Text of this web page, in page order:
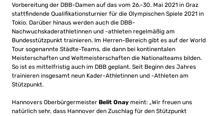
Vorbereitung der DBB-Damen auf das vom 26.-30. Mai 2021 in Graz
stattfindende Qualifikationsturnier für die Olympischen Spiele 2021 in
Tokio. Darüber hinaus werden auch die DBB-
Nachwuchskaderathletinnen und -athleten regelmäßig am
Bundesstützpunkt trainieren. Im Herren-Bereich gibt es auf der World
Tour sogenannte Städte-Teams, die dann bei kontinentalen
Meisterschaften und Weltmeisterschaften die Nationalteams bilden.
So ist es mittelfristig auch im DBB geplant. Seit Beginn des Jahres
trainieren insgesamt neun Kader-Athletinnen und -Athleten am
Stützpunkt.
Hannovers Oberbürgermeister Belit Onay meint: „Wir freuen uns
natürlich sehr, dass Hannover den Zuschlag für den Stützpunkt